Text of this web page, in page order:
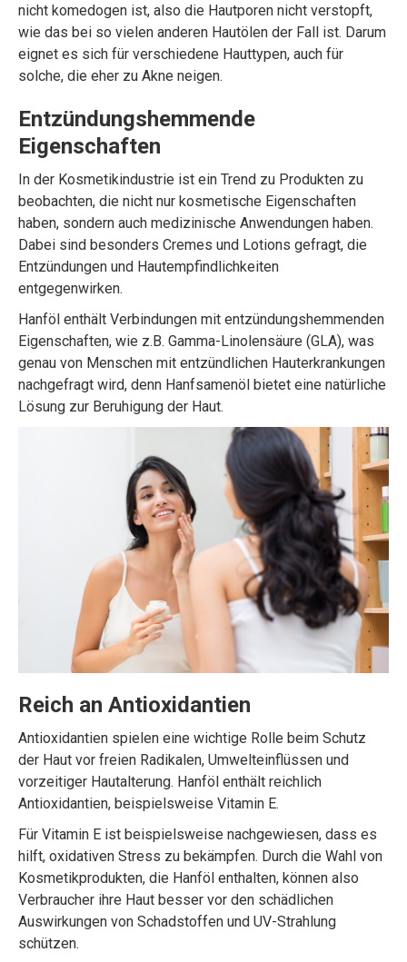
nicht komedogen ist, also die Hautporen nicht verstopft,
wie das bei so vielen anderen Hautölen der Fall ist. Darum
eignet es sich für verschiedene Hauttypen, auch für
solche, die eher zu Akne neigen.
Entzündungshemmende
Eigenschaften
In der Kosmetikindustrie ist ein Trend zu Produkten zu
beobachten, die nicht nur kosmetische Eigenschaften
haben, sondern auch medizinische Anwendungen haben.
Dabei sind besonders Cremes und Lotions gefragt, die
Entzündungen und Hautempfindlichkeiten
entgegenwirken.
Hanföl enthält Verbindungen mit entzündungshemmenden
Eigenschaften, wie z.B. Gamma-Linolensäure (GLA), was
genau von Menschen mit entzündlichen Hauterkrankungen
nachgefragt wird, denn Hanfsamenöl bietet eine natürliche
Lösung zur Beruhigung der Haut.
Reich an Antioxidantien
Antioxidantien spielen eine wichtige Rolle beim Schutz
der Haut vor freien Radikalen, Umwelteinflüssen und
vorzeitiger Hautalterung. Hanföl enthält reichlich
Antioxidantien, beispielsweise Vitamin E.
Für Vitamin E ist beispielsweise nachgewiesen, dass es
hilft, oxidativen Stress zu bekämpfen. Durch die Wahl von
Kosmetikprodukten, die Hanföl enthalten, können also
Verbraucher ihre Haut besser vor den schädlichen
Auswirkungen von Schadstoffen und UV-Strahlung
schützen.